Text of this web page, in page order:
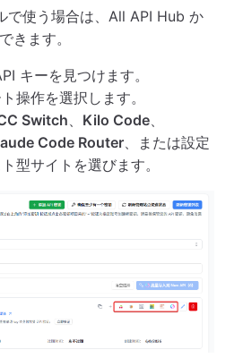
で使う場合は、All API Hub か
きます。
キーを見つけます。
操作を選択します。
Switch Kilo Code
Code Router 、または設定
型サイトを選びます。